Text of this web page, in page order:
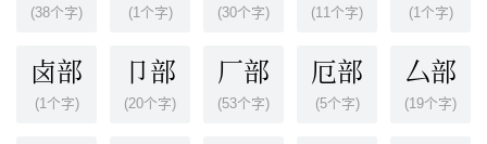
(38个字) (1个字) (30个字) (11个字) (1个字)
卤部
(1个字)
卩部
(20个字)
厂部
(53个字)
厄部
(5个字)
厶部
(19个字)